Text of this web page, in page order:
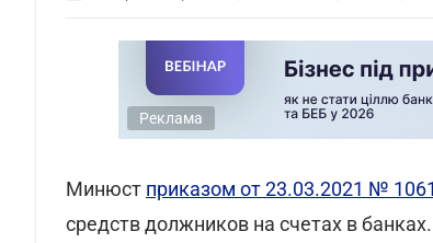
Реклама
Минюст приказом от 23.03.2021 №
средств должников на счетах в